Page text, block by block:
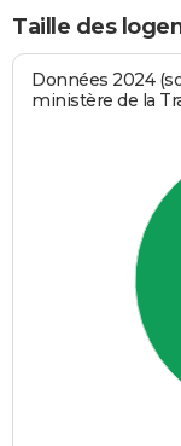
Taille des
Données 2024
ministère de la